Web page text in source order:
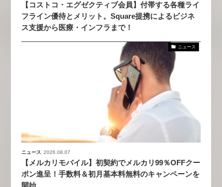
【コストコ・エグゼクティブ会員】付帯する各種ライ
フライン優待とメリット。Square提携によるビジネ
ス支援から医療・インフラまで！
ニュース
ニュース 2026.08.07
【メルカリモバイル】初契約でメルカリ99％OFFクー
ポン進呈！手数料＆初月基本料無料のキャンペーンを
開始